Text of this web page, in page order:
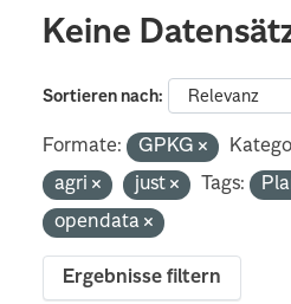
Keine
Sortieren nach
Formate: GPKG
agri
just Tags:
opendata
Ergebnisse filtern